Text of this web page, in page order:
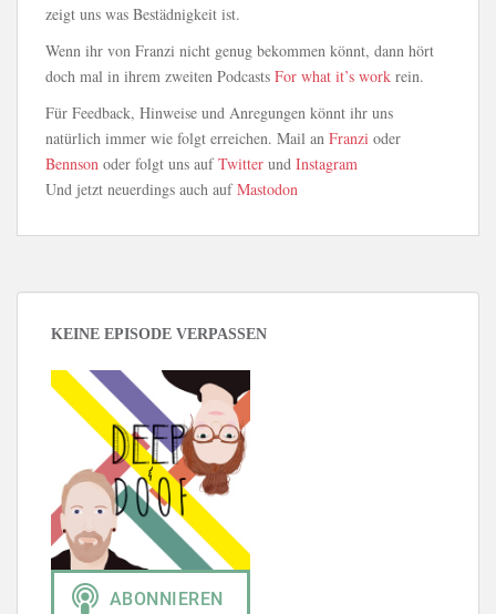
zeigt uns was Bestädnigkeit ist.
Wenn ihr von Franzi nicht genug bekommen könnt, dann hört
doch mal in ihrem zweiten Podcasts For what it’s work rein.
Für Feedback, Hinweise und Anregungen könnt ihr uns
natürlich immer wie folgt erreichen. Mail an Franzi oder
Bennson oder folgt uns aufTwitter und Instagram
Und jetzt neuerdings auch aufMastodon
KEINE EPISODE VERPASSEN